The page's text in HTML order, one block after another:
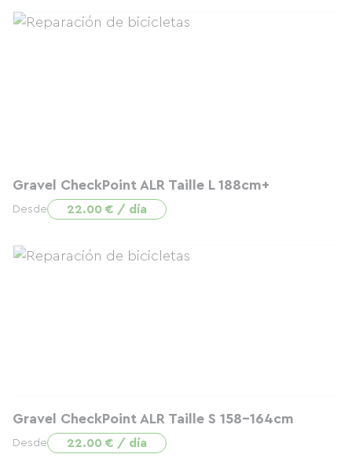
Gravel CheckPoint ALR Taille L 188cm+
Desde 22.00 € / día
Gravel CheckPoint ALR Taille S 158-164cm
Desde 22.00 € / día